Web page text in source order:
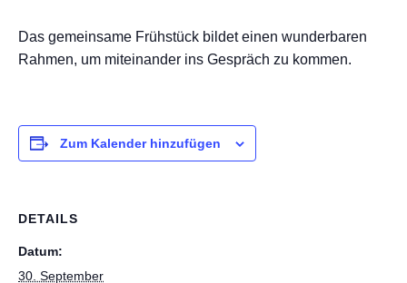
Das gemeinsame Frühstück bildet einen wunderbaren
Rahmen, um miteinander ins Gespräch zu kommen.
Zum Kalender hinzufügen
DETAILS
Datum:
30. September